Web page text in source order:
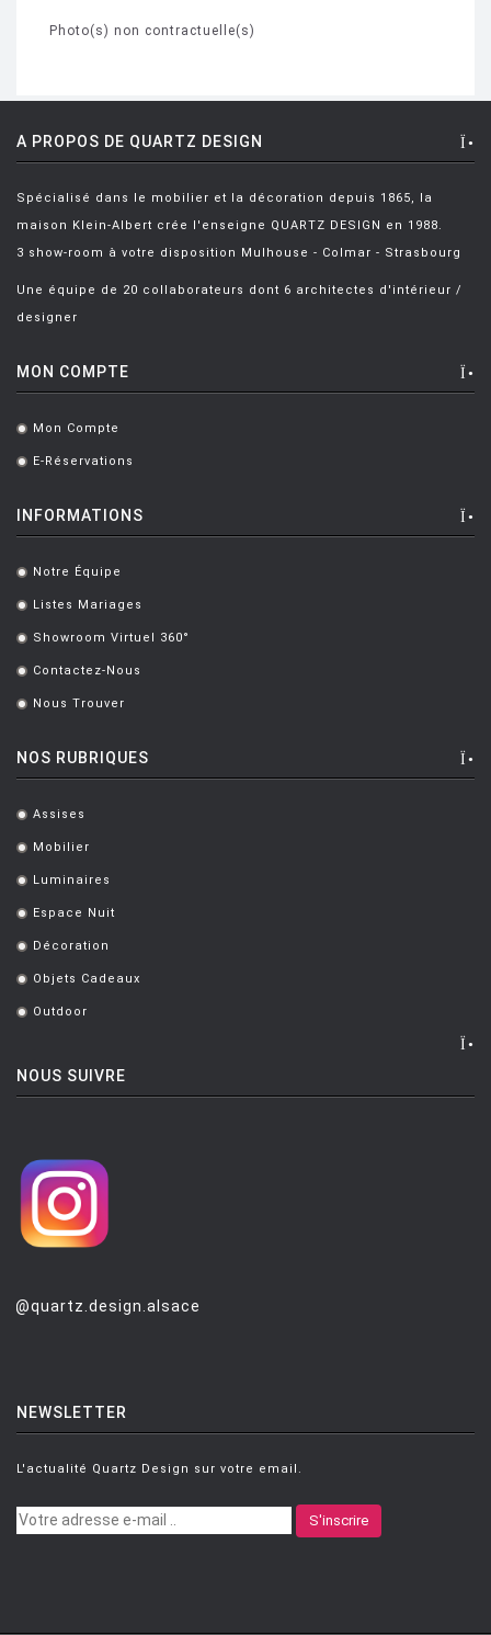
Photo(s) non contractuelle(s)
A PROPOS DE QUARTZ DESIGN
Spécialisé dans le mobilier et la décoration depuis 1865, la
maison Klein-Albert crée l'enseigne QUARTZ DESIGN en 1988.
3 show-room à votre disposition Mulhouse - Colmar - Strasbourg
Une équipe de 20 collaborateurs dont 6 architectes d'intérieur /
designer
MON COMPTE
. Mon Compte
. E-Réservations
INFORMATIONS
. Notre Équipe
. Listes Mariages
. Showroom Virtuel 360°
. Contactez-Nous
. Nous Trouver
NOS RUBRIQUES
. Assises
. Mobilier
. Luminaires
. Espace Nuit
. Décoration
. Objets Cadeaux
. Outdoor
NOUS SUIVRE
@quartz.design.alsace
NEWSLETTER
L'actualité Quartz Design sur votre email.
S'inscrire